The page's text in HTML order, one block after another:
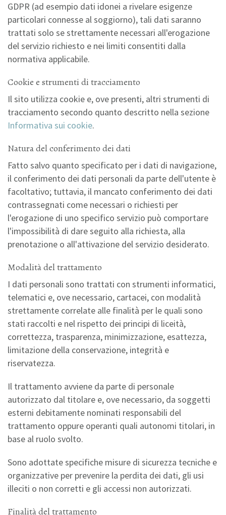
GDPR (ad esempio dati idonei a rivelare esigenze
particolari connesse al soggiorno), tali dati saranno
trattati solo se strettamente necessari all'erogazione
del servizio richiesto e nei limiti consentiti dalla
normativa applicabile.
Cookie e strumenti di tracciamento
Il sito utilizza cookie e, ove presenti, altri strumenti di
tracciamento secondo quanto descritto nella sezione
Informativa sui cookie.
Natura del conferimento dei dati
Fatto salvo quanto specificato per i dati di navigazione,
il conferimento dei dati personali da parte dell'utente è
facoltativo; tuttavia, il mancato conferimento dei dati
contrassegnati come necessari o richiesti per
l'erogazione di uno specifico servizio può comportare
l'impossibilità di dare seguito alla richiesta, alla
prenotazione o all'attivazione del servizio desiderato.
Modalità del trattamento
I dati personali sono trattati con strumenti informatici,
telematici e, ove necessario, cartacei, con modalità
strettamente correlate alle finalità per le quali sono
stati raccolti e nel rispetto dei principi di liceità,
correttezza, trasparenza, minimizzazione, esattezza,
limitazione della conservazione, integrità e
riservatezza.
Il trattamento avviene da parte di personale
autorizzato dal titolare e, ove necessario, da soggetti
esterni debitamente nominati responsabili del
trattamento oppure operanti quali autonomi titolari, in
base al ruolo svolto.
Sono adottate specifiche misure di sicurezza tecniche e
organizzative per prevenire la perdita dei dati, gli usi
illeciti o non corretti e gli accessi non autorizzati.
Finalità del trattamento